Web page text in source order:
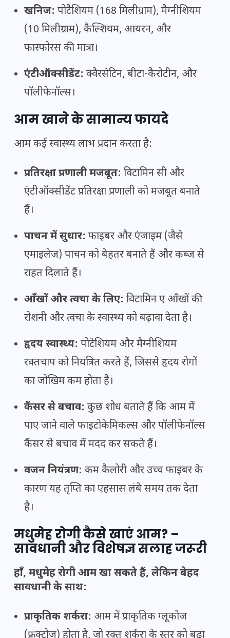
खनिज: पोटैशियम (168 मिलीग्राम), मैग्नीशियम
(10 मिलीग्राम), कैल्शियम, आयरन, और
फास्फोरस की मात्रा।
एंटीऑक्सीडेंट: क्वैरसेटिन, बीटा-कैरोटीन, और
पॉलीफेनॉल्स।
आम खाने के सामान्य फायदे
आम कई स्वास्थ्य लाभ प्रदान करता है:
प्रतिरक्षा प्रणाली मजबूत: विटामिन सी और
एंटीऑक्सीडेंट प्रतिरक्षा प्रणाली को मजबूत बनाते
हैं।
पाचन में सुधार: फाइबर और एंजाइम (जैसे
एमाइलेज) पाचन को बेहतर बनाते हैं और कब्ज से
राहत दिलाते हैं।
आँखों और त्वचा के लिए: विटामिन ए आँखों की
रोशनी और त्वचा के स्वास्थ्य को बढ़ावा देता है।
हृदय स्वास्थ्य: पोटेशियम और मैग्नीशियम
रक्तचाप को नियंत्रित करते हैं, जिससे हृदय रोगों
का जोखिम कम होता है।
कैंसर से बचाव: कुछ शोध बताते हैं कि आम में
पाए जाने वाले फाइटोकेमिकल्स और पॉलीफेनॉल्स
कैंसर से बचाव में मदद कर सकते हैं।
वजन नियंत्रण: कम कैलोरी और उच्च फाइबर के
कारण यह तृप्ति का एहसास लंबे समय तक देता
है।
मधुमेह रोगी कैसे खाएं आम? –
सावधानी और विशेषज्ञ सलाह जरूरी
हाँ, मधुमेह रोगी आम खा सकते हैं, लेकिन बेहद
सावधानी के साथ:
प्राकृतिक शर्करा: आम में प्राकृतिक ग्लूकोज